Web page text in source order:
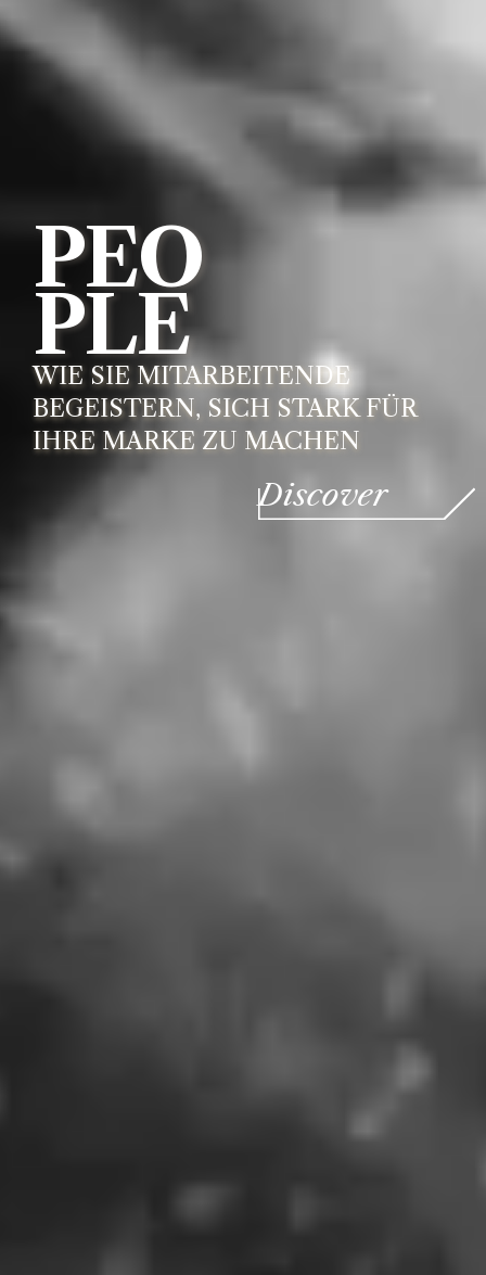
PEO
PLE
WIE SIE MITARBEITENDE
BEGEISTERN, SICH STARK FÜR
IHRE MARKE ZU MACHEN
Discover